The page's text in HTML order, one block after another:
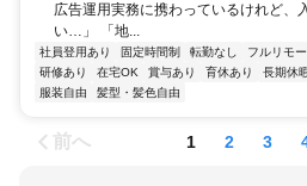
広告運用実務に携わっているけれど、
い…」 「地...
社員登用あり 固定時間制 転勤なし フルリモー
研修あり
在宅OK 賞与あり 育休あり 長期休
服装自由
髪型・髪色自由
前へ 1 2 3